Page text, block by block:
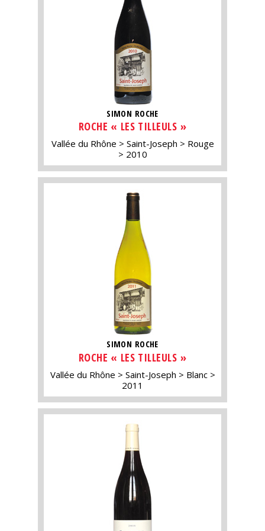
SIMON ROCHE
ROCHE « LES TILLEULS »
Vallée du Rhône Saint-Joseph
Rouge
2010
SIMON ROCHE
ROCHE « LES TILLEULS »
Vallée du Rhône Saint-Joseph
Blanc
2011